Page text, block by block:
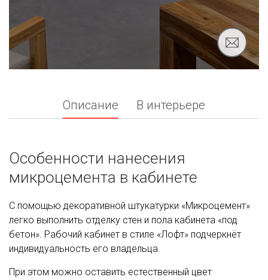
Описание В интерьере
Особенности нанесения
микроцемента в кабинете
С помощью декоративной штукатурки «Микроцемент»
легко выполнить отделку стен и пола кабинета «под
бетон». Рабочий кабинет в стиле «Лофт» подчеркнёт
индивидуальность его владельца.
При этом можно оставить естественный цвет